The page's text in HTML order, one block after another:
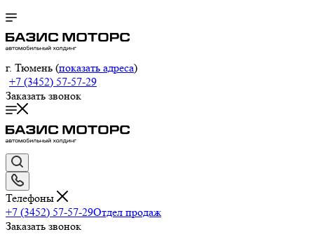
г. Тюмень (показать адреса)
+7 (3452) 57-57-29
Заказать звонок
Телефоны
+7 (3452) 57-57-29Отдел продаж
Заказать звонок